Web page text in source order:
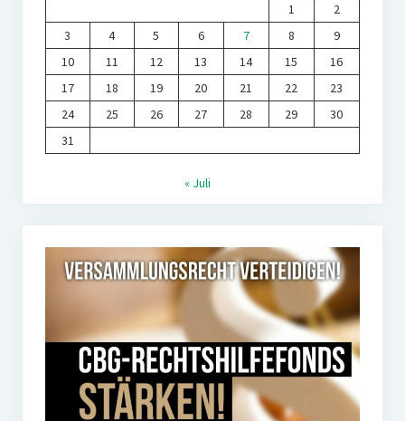
1
2
3
4 5 6 7 8
9
10
11 12 13 14 15
16
17
18 19 20 21 22
23
24
25 26 27 28 29
30
31
« Juli